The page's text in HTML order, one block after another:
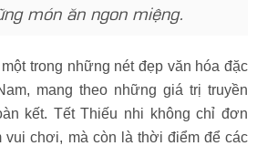
món ăn ngon miệng.
một trong những nét đẹp văn hóa đặc
mang theo những giá trị truyền
kết. Tết Thiếu nhi không chỉ đơn
vui chơi, mà còn là thời điểm để các